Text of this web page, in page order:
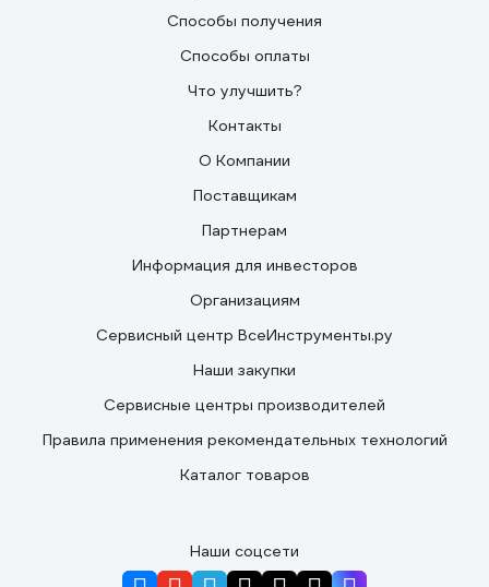
Способы получения
Способы оплаты
Что улучшить?
Контакты
О Компании
Поставщикам
Партнерам
Информация для инвесторов
Организациям
Сервисный центр ВсеИнструменты.ру
Наши закупки
Сервисные центры производителей
Правила применения рекомендательных технологий
Каталог товаров
Наши соцсети